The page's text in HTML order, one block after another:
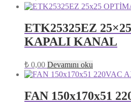
ETK25325EZ
KAPALI KANAL
₺ 0,00 Devamını oku
FAN 150x170x51